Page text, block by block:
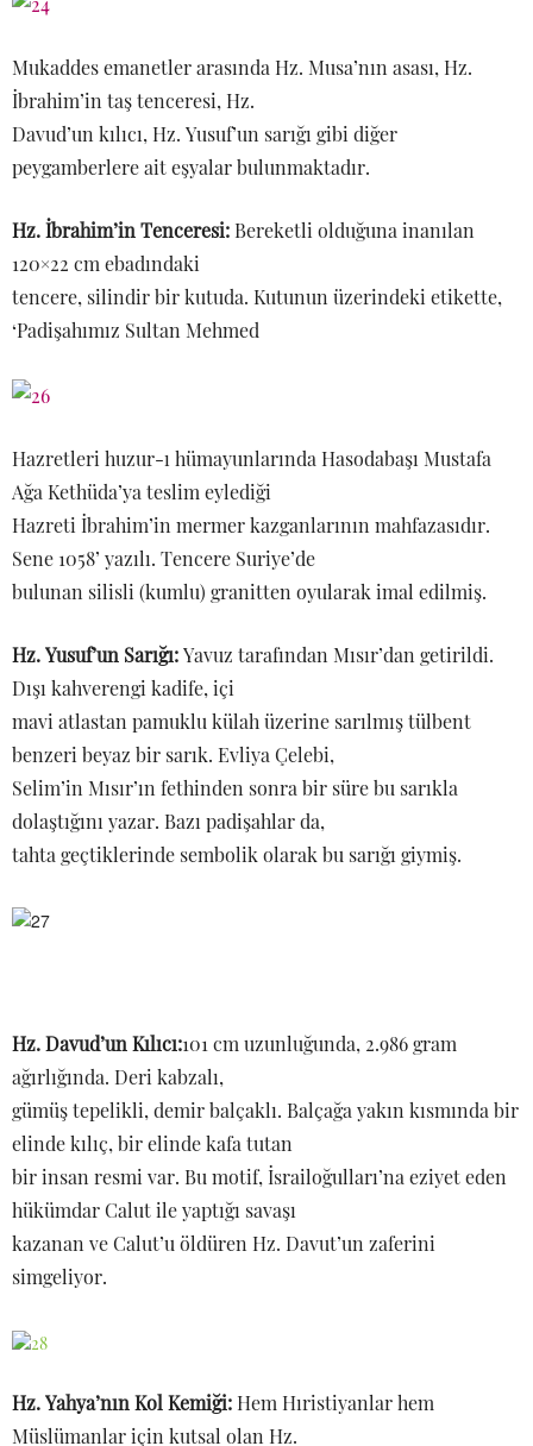
Mukaddes emanetler arasında Hz. Musa’nın asası, Hz.
İbrahim’in taş tenceresi, Hz.
Davud’un kılıcı, Hz. Yusuf’un sarığı gibi diğer
peygamberlere ait eşyalar bulunmaktadır.
Hz. İbrahim’in Tenceresi:Bereketli olduğuna inanılan
120×22 cm ebadındaki
tencere, silindir bir kutuda. Kutunun üzerindeki etikette,
‘Padişahımız Sultan Mehmed
Hazretleri huzur-ı hümayunlarında Hasodabaşı Mustafa
Ağa Kethüda’ya teslim eylediği
Hazreti İbrahim’in mermer kazganlarının mahfazasıdır.
Sene 1058’ yazılı. Tencere Suriye’de
bulunan silisli (kumlu) granitten oyularak imal edilmiş.
Hz. Yusuf’un Sarığı:Yavuz tarafından Mısır’dan getirildi.
Dışı kahverengi kadife, içi
mavi atlastan pamuklu külah üzerine sarılmış tülbent
benzeri beyaz bir sarık. Evliya Çelebi,
Selim’in Mısır’ın fethinden sonra bir süre bu sarıkla
dolaştığını yazar. Bazı padişahlar da,
tahta geçtiklerinde sembolik olarak bu sarığı giymiş.
Hz. Davud’un Kılıcı:101 cm uzunluğunda, 2.986 gram
ağırlığında. Deri kabzalı,
gümüş tepelikli, demir balçaklı. Balçağa yakın kısmında bir
elinde kılıç, bir elinde kafa tutan
bir insan resmi var. Bu motif, İsrailoğulları’na eziyet eden
hükümdar Calut ile yaptığı savaşı
kazanan ve Calut’u öldüren Hz. Davut’un zaferini
simgeliyor.
Hz. Yahya’nın Kol Kemiği:Hem Hıristiyanlar hem
Müslümanlar için kutsal olan Hz.